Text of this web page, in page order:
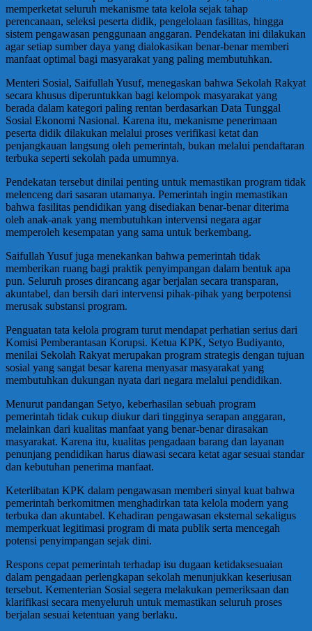
memperketat seluruh mekanisme tata kelola sejak tahap
perencanaan, seleksi peserta didik, pengelolaan fasilitas, hingga
sistem pengawasan penggunaan anggaran. Pendekatan ini dilakukan
agar setiap sumber daya yang dialokasikan benar-benar memberi
manfaat optimal bagi masyarakat yang paling membutuhkan.
Menteri Sosial, Saifullah Yusuf, menegaskan bahwa Sekolah Rakyat
secara khusus diperuntukkan bagi kelompok masyarakat yang
berada dalam kategori paling rentan berdasarkan Data Tunggal
Sosial Ekonomi Nasional. Karena itu, mekanisme penerimaan
peserta didik dilakukan melalui proses verifikasi ketat dan
penjangkauan langsung oleh pemerintah, bukan melalui pendaftaran
terbuka seperti sekolah pada umumnya.
Pendekatan tersebut dinilai penting untuk memastikan program tidak
melenceng dari sasaran utamanya. Pemerintah ingin memastikan
bahwa fasilitas pendidikan yang disediakan benar-benar diterima
oleh anak-anak yang membutuhkan intervensi negara agar
memperoleh kesempatan yang sama untuk berkembang.
Saifullah Yusuf juga menekankan bahwa pemerintah tidak
memberikan ruang bagi praktik penyimpangan dalam bentuk apa
pun. Seluruh proses dirancang agar berjalan secara transparan,
akuntabel, dan bersih dari intervensi pihak-pihak yang berpotensi
merusak substansi program.
Penguatan tata kelola program turut mendapat perhatian serius dari
Komisi Pemberantasan Korupsi. Ketua KPK, Setyo Budiyanto,
menilai Sekolah Rakyat merupakan program strategis dengan tujuan
sosial yang sangat besar karena menyasar masyarakat yang
membutuhkan dukungan nyata dari negara melalui pendidikan.
Menurut pandangan Setyo, keberhasilan sebuah program
pemerintah tidak cukup diukur dari tingginya serapan anggaran,
melainkan dari kualitas manfaat yang benar-benar dirasakan
masyarakat. Karena itu, kualitas pengadaan barang dan layanan
penunjang pendidikan harus diawasi secara ketat agar sesuai standar
dan kebutuhan penerima manfaat.
Keterlibatan KPK dalam pengawasan memberi sinyal kuat bahwa
pemerintah berkomitmen menghadirkan tata kelola modern yang
terbuka dan akuntabel. Kehadiran pengawasan eksternal sekaligus
memperkuat legitimasi program di mata publik serta mencegah
potensi penyimpangan sejak dini.
Respons cepat pemerintah terhadap isu dugaan ketidaksesuaian
dalam pengadaan perlengkapan sekolah menunjukkan keseriusan
tersebut. Kementerian Sosial segera melakukan pemeriksaan dan
klarifikasi secara menyeluruh untuk memastikan seluruh proses
berjalan sesuai ketentuan yang berlaku.